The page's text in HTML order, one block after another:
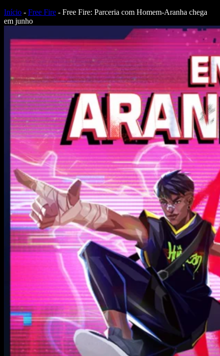
Início - Free Fire - Free Fire: Parceria com Homem-Aranha chega
em junho